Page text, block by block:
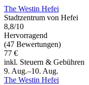
The Westin Hefei
Stadtzentrum von Hefei
8,8/10
Hervorragend
(47 Bewertungen)
77 €
inkl. Steuern & Gebühren
9. Aug.–10. Aug.
The Westin Hefei